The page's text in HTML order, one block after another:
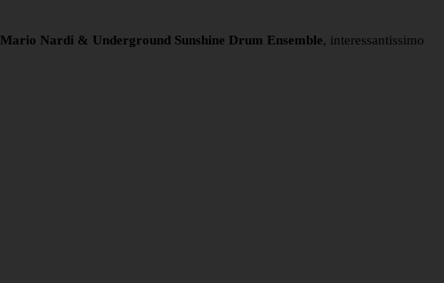
Mario Nardi & Underground Sunshine Drum Ensemble, interessantissimo